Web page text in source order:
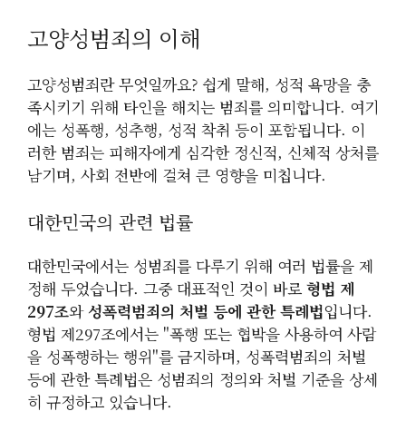
고양성범죄의 이해
고양성범죄란 무엇일까요? 쉽게 말해, 성적 욕망을 충
족시키기 위해 타인을 해치는 범죄를 의미합니다. 여기
에는 성폭행, 성추행, 성적 착취 등이 포함됩니다. 이
러한 범죄는 피해자에게 심각한 정신적, 신체적 상처를
남기며, 사회 전반에 걸쳐 큰 영향을 미칩니다.
대한민국의 관련 법률
대한민국에서는 성범죄를 다루기 위해 여러 법률을 제
정해 두었습니다. 그중 대표적인 것이 바로 형법 제
297조와 성폭력범죄의 처벌 등에 관한 특례법입니다.
형법 제297조에서는 "폭행 또는 협박을 사용하여 사람
을 성폭행하는 행위"를 금지하며, 성폭력범죄의 처벌
등에 관한 특례법은 성범죄의 정의와 처벌 기준을 상세
히 규정하고 있습니다.